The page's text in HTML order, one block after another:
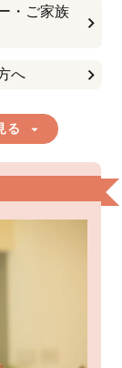
・ご家族
へ
る